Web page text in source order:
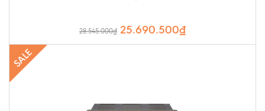
28.545.000₫ 25.690.500₫
SALE